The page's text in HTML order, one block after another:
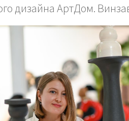
дизайна АртДом.